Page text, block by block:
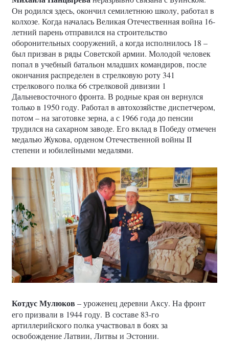
Он родился здесь, окончил семилетнюю школу, работал в
колхозе. Когда началась Великая Отечественная война 16-
летний парень отправился на строительство
оборонительных сооружений, а когда исполнилось 18 –
был призван в ряды Советской армии. Молодой человек
попал в учебный батальон младших командиров, после
окончания распределен в стрелковую роту 341
стрелкового полка 66 стрелковой дивизии 1
Дальневосточного фронта. В родные края он вернулся
только в 1950 году. Работал в автохозяйстве диспетчером,
потом – на заготовке зерна, а с 1966 года до пенсии
трудился на сахарном заводе. Его вклад в Победу отмечен
медалью Жукова, орденом Отечественной войны II
степени и юбилейными медалями.
Котдус Мулюков – уроженец деревни Аксу. На фронт
его призвали в 1944 году. В составе 83-го
артиллерийского полка участвовал в боях за
освобождение Латвии, Литвы и Эстонии.